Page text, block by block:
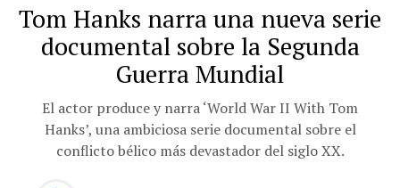
Tom Hanks narra una nueva serie
documental sobre la Segunda
Guerra Mundial
El actor produce y narra ‘World War II With Tom
Hanks’, una ambiciosa serie documental sobre el
conflicto bélico más devastador del siglo XX.